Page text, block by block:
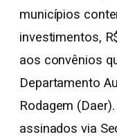
municípios
investimentos,
aos convênios
Departamento
Rodagem
assinados via